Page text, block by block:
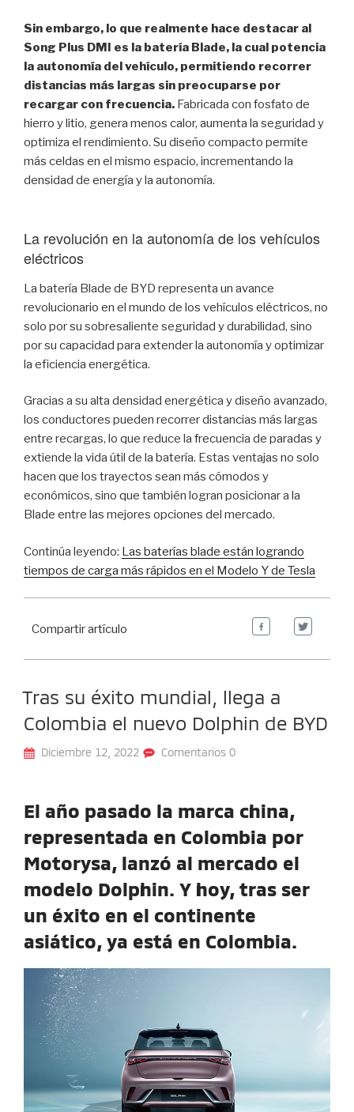
Sin embargo, lo que realmente hace destacar al
Song Plus DMI es la batería Blade, la cual potencia
la autonomía del vehículo, permitiendo recorrer
distancias más largas sin preocuparse por
recargar con frecuencia. Fabricada con fosfato de
hierro y litio, genera menos calor, aumenta la seguridad y
optimiza el rendimiento. Su diseño compacto permite
más celdas en el mismo espacio, incrementando la
densidad de energía y la autonomía.
La revolución en la autonomía de los vehículos
eléctricos
La batería Blade de BYD representa un avance
revolucionario en el mundo de los vehículos eléctricos, no
solo por su sobresaliente seguridad y durabilidad, sino
por su capacidad para extender la autonomía y optimizar
la eficiencia energética.
Gracias a su alta densidad energética y diseño avanzado,
los conductores pueden recorrer distancias más largas
entre recargas, lo que reduce la frecuencia de paradas y
extiende la vida útil de la batería. Estas ventajas no solo
hacen que los trayectos sean más cómodos y
económicos, sino que también logran posicionar a la
Blade entre las mejores opciones del mercado.
Continúa leyendo: Las baterías blade están logrando
tiempos de carga más rápidos en el Modelo Y de Tesla
Compartir artículo
Tras su éxito mundial, llega a
Colombia el nuevo Dolphin de BYD
Diciembre 12, 2022 Comentarios 0
El año pasado la marca china,
representada en Colombia por
Motorysa, lanzó al mercado el
modelo Dolphin. Y hoy, tras ser
un éxito en el continente
asiático, ya está en Colombia.